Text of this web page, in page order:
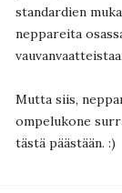
standardien
neppareita
Mutta siis,
ompelukone
tästä päästään. :)